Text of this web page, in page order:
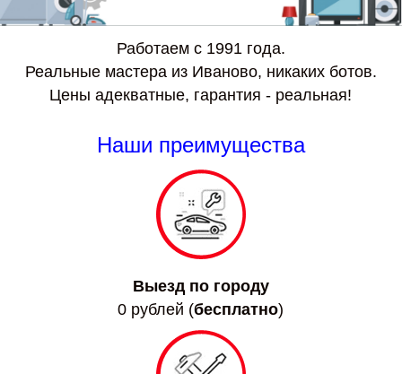
Работаем с 1991 года.
Реальные мастера из Иваново, никаких ботов.
Цены адекватные, гарантия - реальная!
Наши преимущества
Выезд по городу
0 рублей (бесплатно)